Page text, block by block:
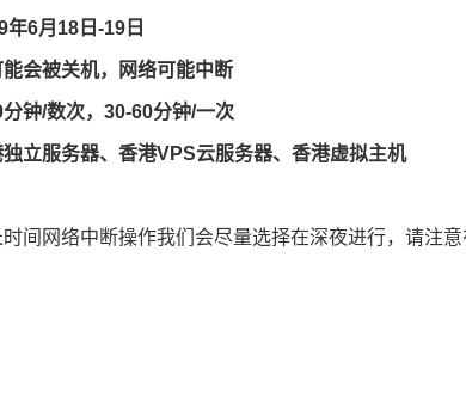
6月18日-19日
会被关机，网络可能中断
钟/数次，30-60分钟/一次
立服务器、香港VPS云服务器、香港虚拟主机
间网络中断操作我们会尽量选择在深夜进行，请注意